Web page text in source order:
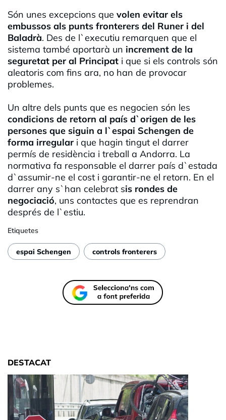
Són unes excepcions que volen evitar els
embussos als punts fronterers del Runer i del
Baladrà. Des de l`executiu remarquen que el
sistema també aportarà un increment de la
seguretat per al Principat i que si els controls són
aleatoris com fins ara, no han de provocar
problemes.
Un altre dels punts que es negocien són les
condicions de retorn al país d`origen de les
persones que siguin a l`espai Schengen de
forma irregular i que hagin tingut el darrer
permís de residència i treball a Andorra. La
normativa fa responsable el darrer país d`estada
d`assumir-ne el cost i garantir-ne el retorn. En el
darrer any s`han celebrat sis rondes de
negociació, uns contactes que es reprendran
després de l`estiu.
Etiquetes
espai Schengen controls fronterers
DESTACAT